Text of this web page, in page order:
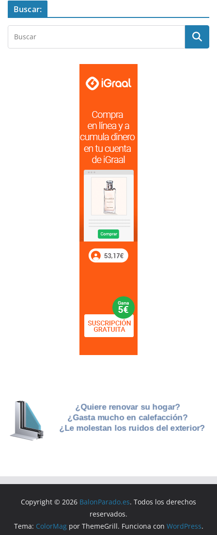
Buscar:
Copyright © 2026 BalonParado.es. Todos los derechos
reservados.
Tema: ColorMagpor ThemeGrill. Funciona con WordPress.